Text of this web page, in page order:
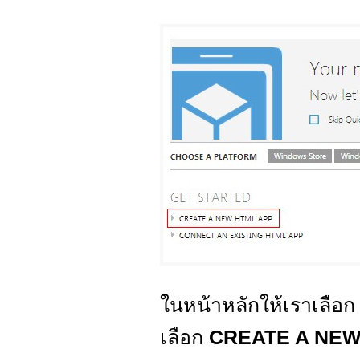
ในหน้าหลักให้เราเลือ
เลือก CREATE A